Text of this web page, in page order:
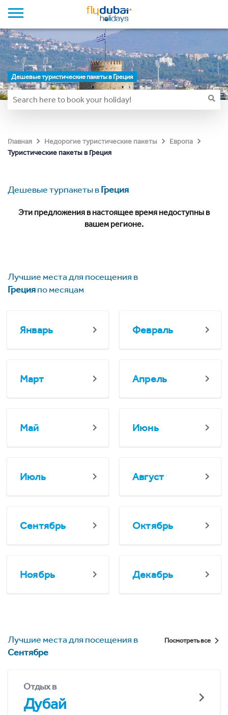
Дешевые туристические пакеты в Греция
Главная Недорогие туристические пакеты
Европа
Туристические пакеты в Греция
Дешевые турпакеты вГреция
Эти предложения в настоящее время недоступны в
вашем регионе.
Лучшие места для посещения в
Грецияпо месяцам
Январь Февраль
Март Апрель
Май Июнь
Июль Август
Сентябрь Октябрь
Ноябрь Декабрь
Лучшие места для посещения в
Сентябре
Посмотреть все
Отдых в
Дубай